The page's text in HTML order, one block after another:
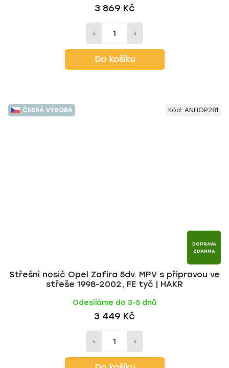
3 869 Kč
Do košíku
ČESKÁ VÝROBA
DOPRAVA
ZDARMA
Střešní nosič Opel Zafira 5dv. MPV s přípravou ve
střeše 1998-2002, FE tyč | HAKR
Odesíláme do 3-5 dnů
3 449 Kč
Kód: ANHOP281